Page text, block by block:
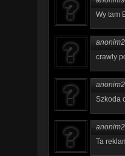
Wy tam
crawly
Szkoda
Ta